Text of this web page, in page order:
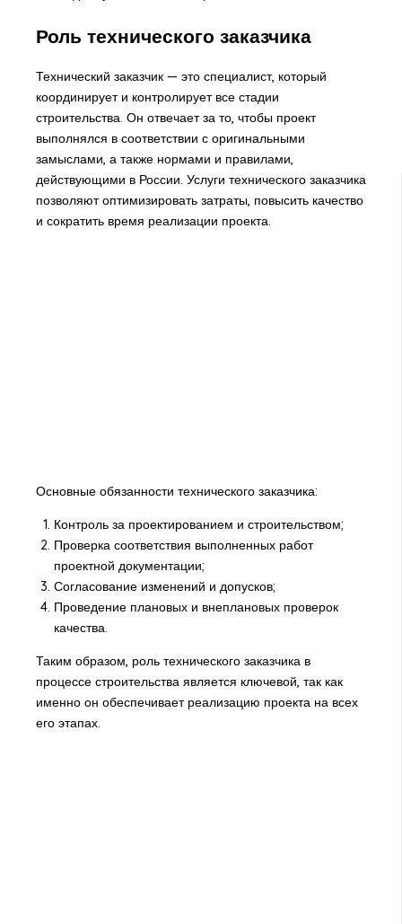
Роль технического заказчика
Технический заказчик — это специалист, который
координирует и контролирует все стадии
строительства. Он отвечает за то, чтобы проект
выполнялся в соответствии с оригинальными
замыслами, а также нормами и правилами,
действующими в России. Услуги технического заказчика
позволяют оптимизировать затраты, повысить качество
и сократить время реализации проекта.
Основные обязанности технического заказчика:
Контроль за проектированием и строительством;
Проверка соответствия выполненных работ
проектной документации;
Согласование изменений и допусков;
Проведение плановых и внеплановых проверок
качества.
Таким образом, роль технического заказчика в
процессе строительства является ключевой, так как
именно он обеспечивает реализацию проекта на всех
его этапах.